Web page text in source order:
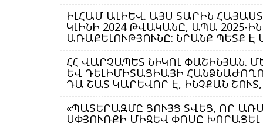
ԻԼՀԱՄ ԱԼԻԵՎ. ԱՅՍ ՏԱՐԻՆ
ԿԼԻՆԻ 2024 ԹՎԱԿԱՆԸ, ԱՊԱ
ԱՌԱՔԵԼՈՒԹՅՈՒՆԸ: ՆՐԱՆՔ ՊԵՏՔ
ՀՀ ՎԱՐՉԱՊԵՏ ՆԻԿՈԼ ՓԱՇԻՆՅԱՆ.
ԵՎ ԴԵԼԻՄԻՏԱՑԻԱՅԻ
ԴԱ ՇԱՏ ԿԱՐԵՎՈՐ Է, ԻՆՉՔԱՆ
«ՊԱՏԵՐԱԶՄԸ ՑՈՒՅՑ ՏՎԵՑ, ՈՐ
ՍՓՅՈՒՌՔԻ ՄԻՋԵՎ ՓՈՍԸ ԽՈՐԱՑԵԼ